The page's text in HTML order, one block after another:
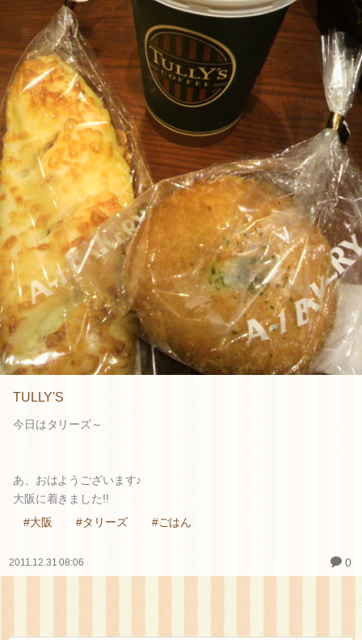
TULLY'S
今日はタリーズ～
あ、おはようございます♪
大阪に着きました!!
#大阪
#タリーズ #ごはん
2011.12.31 08:06 0